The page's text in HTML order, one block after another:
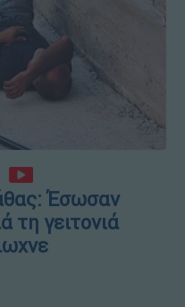
Έσωσαν
τη γειτονιά